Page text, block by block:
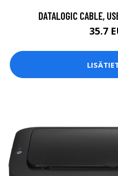
DATALOGIC CABLE,
35.7